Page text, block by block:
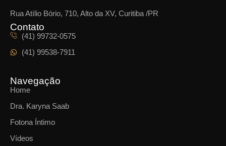
Rua Atílio Bório, 710, Alto da XV, Curitiba /PR
Contato
(41) 99732-0575
(41) 99538-7911
Navegação
Home
Dra. Karyna Saab
Fotona Íntimo
Vídeos